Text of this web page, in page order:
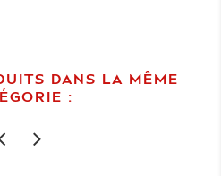
DANS LA MÊME
: